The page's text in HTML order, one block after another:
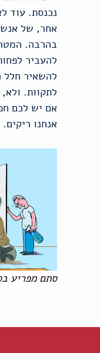
נכנסת. עוד
אחר, של
בהרבה.
להשאיר חלל
לתקוות.
אם יש לכם
אנחנו ריקים.
סתם מפריע